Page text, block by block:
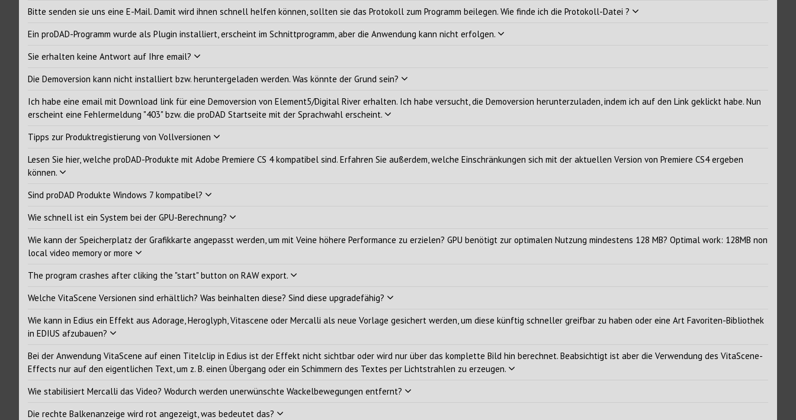
VitaScene V1
Bitte senden sie uns eine E-Mail. Damit wird ihnen schnell helfen können, sollten sie das Protokoll zum Programm beilegen. Wie finde ich die Protokoll-Datei ?
Ein proDAD-Programm wurde als Plugin installiert, erscheint im Schnittprogramm, aber die Anwendung kann nicht erfolgen.
Sie erhalten keine Antwort auf Ihre email?
Die Demoversion kann nicht installiert bzw. heruntergeladen werden. Was könnte der Grund sein?
Ich habe eine email mit Download link für eine Demoversion von Element5/Digital River erhalten. Ich habe versucht, die Demoversion herunterzuladen, indem ich auf den Link geklickt habe. Nun
erscheint eine Fehlermeldung "403" bzw. die proDAD Startseite mit der Sprachwahl erscheint.
Tipps zur Produktregistierung von Vollversionen
Lesen Sie hier, welche proDAD-Produkte mit Adobe Premiere CS 4 kompatibel sind. Erfahren Sie außerdem, welche Einschränkungen sich mit der aktuellen Version von Premiere CS4 ergeben
können.
Sind proDAD Produkte Windows 7 kompatibel?
Wie schnell ist ein System bei der GPU-Berechnung?
Wie kann der Speicherplatz der Grafikkarte angepasst werden, um mit Veine höhere Performance zu erzielen? GPU benötigt zur optimalen Nutzung mindestens 128 MB? Optimal work: 128MB non
local video memory or more
The program crashes after cliking the "start" button on RAW export.
Welche VitaScene Versionen sind erhältlich? Was beinhalten diese? Sind diese upgradefähig?
Wie kann in Edius ein Effekt aus Adorage, Heroglyph, Vitascene oder Mercalli als neue Vorlage gesichert werden, um diese künftig schneller greifbar zu haben oder eine Art Favoriten-Bibliothek
in EDIUS afzubauen?
Bei der Anwendung VitaScene auf einen Titelclip in Edius ist der Effekt nicht sichtbar oder wird nur über das komplette Bild hin berechnet. Beabsichtigt ist aber die Verwendung des VitaScene-
Effects nur auf den eigentlichen Text, um z. B. einen Übergang oder ein Schimmern des Textes per Lichtstrahlen zu erzeugen.
Wie stabilisiert Mercalli das Video? Wodurch werden unerwünschte Wackelbewegungen entfernt?
Die rechte Balkenanzeige wird rot angezeigt, was bedeutet das?